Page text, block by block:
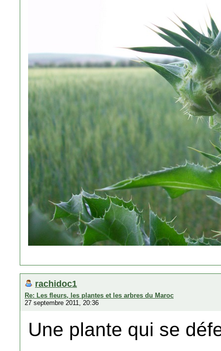
rachidoc1
Re: Les fleurs, les plantes et les arbres du Maroc
27 septembre 2011, 20:36
Une plante qui se